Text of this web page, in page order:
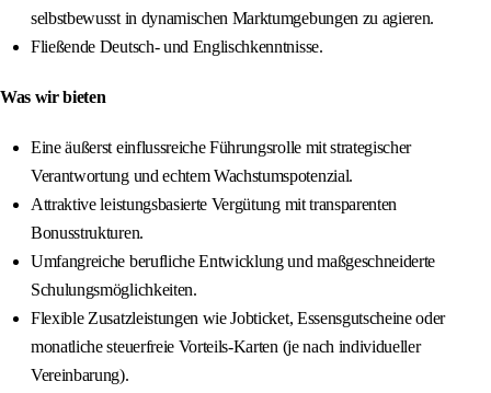
selbstbewusst in dynamischen Marktumgebungen zu agieren.
Fließende Deutsch- und Englischkenntnisse.
Was wir bieten
Eine äußerst einflussreiche Führungsrolle mit strategischer
Verantwortung und echtem Wachstumspotenzial.
Attraktive leistungsbasierte Vergütung mit transparenten
Bonusstrukturen.
Umfangreiche berufliche Entwicklung und maßgeschneiderte
Schulungsmöglichkeiten.
Flexible Zusatzleistungen wie Jobticket, Essensgutscheine oder
monatliche steuerfreie Vorteils-Karten (je nach individueller
Vereinbarung).